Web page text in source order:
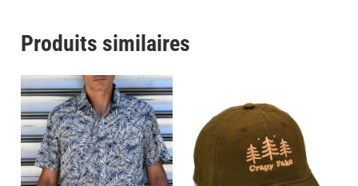
Produits similaires